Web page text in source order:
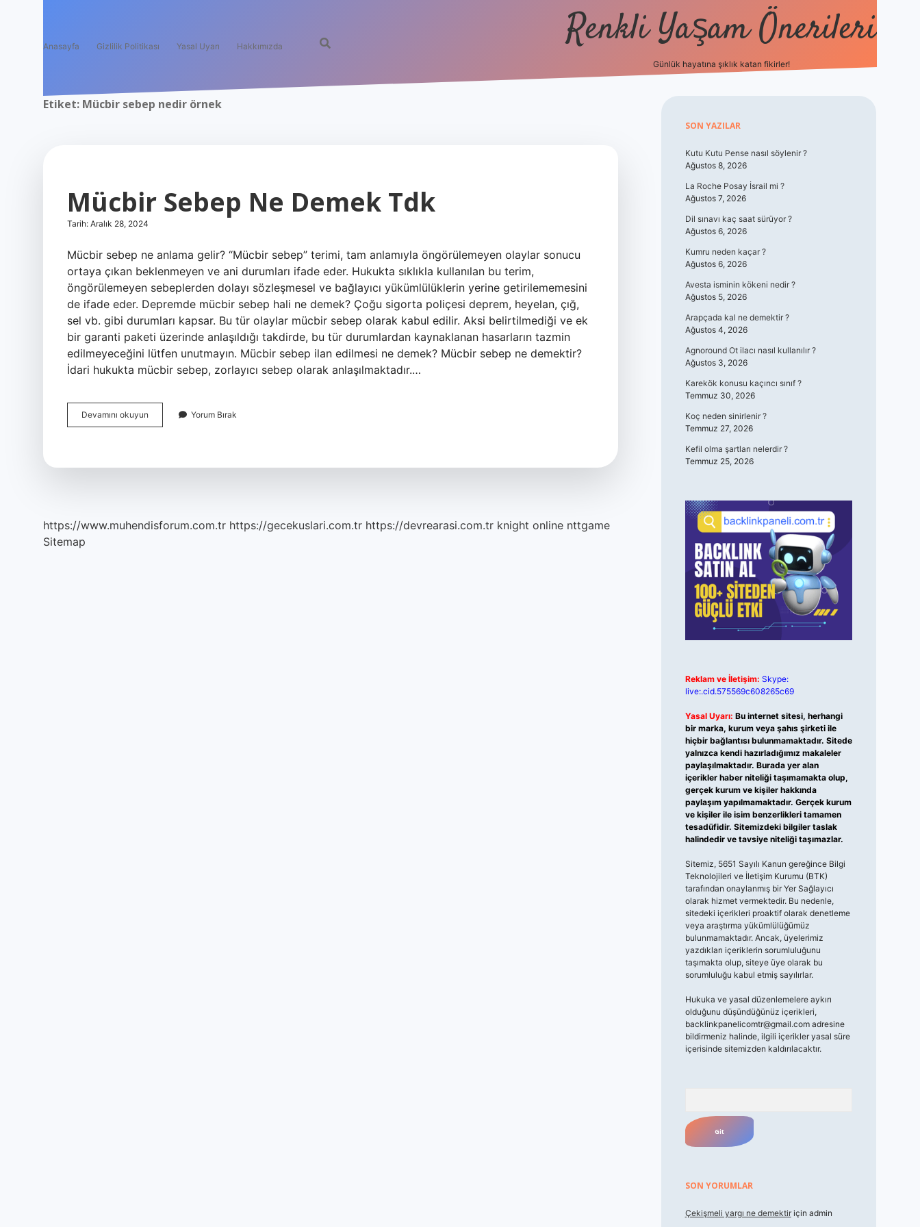
Anasayfa Gizlilik Politikası Yasal Uyarı Hakkımızda Renkli Yaşam Önerileri
Günlük hayatına şıklık katan fikirler!
Etiket: Mücbir sebep nedir örnek
Mücbir Sebep Ne Demek Tdk
Tarih: Aralık 28, 2024
Mücbir sebep ne anlama gelir? “Mücbir sebep” terimi, tam anlamıyla öngörülemeyen olaylar sonucu
ortaya çıkan beklenmeyen ve ani durumları ifade eder. Hukukta sıklıkla kullanılan bu terim,
öngörülemeyen sebeplerden dolayı sözleşmesel ve bağlayıcı yükümlülüklerin yerine getirilememesini
de ifade eder. Depremde mücbir sebep hali ne demek? Çoğu sigorta poliçesi deprem, heyelan, çığ,
sel vb. gibi durumları kapsar. Bu tür olaylar mücbir sebep olarak kabul edilir. Aksi belirtilmediği ve ek
bir garanti paketi üzerinde anlaşıldığı takdirde, bu tür durumlardan kaynaklanan hasarların tazmin
edilmeyeceğini lütfen unutmayın. Mücbir sebep ilan edilmesi ne demek? Mücbir sebep ne demektir?
İdari hukukta mücbir sebep, zorlayıcı sebep olarak anlaşılmaktadır.…
Devamını okuyun
Sebep
Yorum Bırak
https://www.muhendisforum.com.tr https://gecekuslari.com.tr https://devrearasi.com.tr knight online nttgame
Sitemap
Sidebar
SON YAZILAR
Kutu Kutu Pense nasıl söylenir ?
Ağustos 8, 2026
La Roche Posay İsrail mi ?
Ağustos 7, 2026
Dil sınavı kaç saat sürüyor ?
Ağustos 6, 2026
Kumru neden kaçar ?
Ağustos 6, 2026
Avesta isminin kökeni nedir ?
Ağustos 5, 2026
Arapçada kal ne demektir ?
Ağustos 4, 2026
Agnoround Ot ilacı nasıl kullanılır ?
Ağustos 3, 2026
Karekök konusu kaçıncı sınıf ?
Temmuz 30, 2026
Koç neden sinirlenir ?
Temmuz 27, 2026
Kefil olma şartları nelerdir ?
Temmuz 25, 2026
Reklam ve İletişim: Skype:
live:.cid.575569c608265c69
Yasal Uyarı: Bu internet sitesi, herhangi
bir marka, kurum veya şahıs şirketi ile
hiçbir bağlantısı bulunmamaktadır. Sitede
yalnızca kendi hazırladığımız makaleler
paylaşılmaktadır. Burada yer alan
içerikler haber niteliği taşımamakta olup,
gerçek kurum ve kişiler hakkında
paylaşım yapılmamaktadır. Gerçek kurum
ve kişiler ile isim benzerlikleri tamamen
tesadüfidir. Sitemizdeki bilgiler taslak
halindedir ve tavsiye niteliği taşımazlar.
Sitemiz, 5651 Sayılı Kanun gereğince Bilgi
Teknolojileri ve İletişim Kurumu (BTK)
tarafından onaylanmış bir Yer Sağlayıcı
olarak hizmet vermektedir. Bu nedenle,
sitedeki içerikleri proaktif olarak denetleme
veya araştırma yükümlülüğümüz
bulunmamaktadır. Ancak, üyelerimiz
yazdıkları içeriklerin sorumluluğunu
taşımakta olup, siteye üye olarak bu
sorumluluğu kabul etmiş sayılırlar.
Hukuka ve yasal düzenlemelere aykırı
olduğunu düşündüğünüz içerikleri,
backlinkpanelicomtr@gmail.comadresine
bildirmeniz halinde, ilgili içerikler yasal süre
içerisinde sitemizden kaldırılacaktır.
SON YORUMLAR
Çekişmeli yargı ne demektiriçin admin